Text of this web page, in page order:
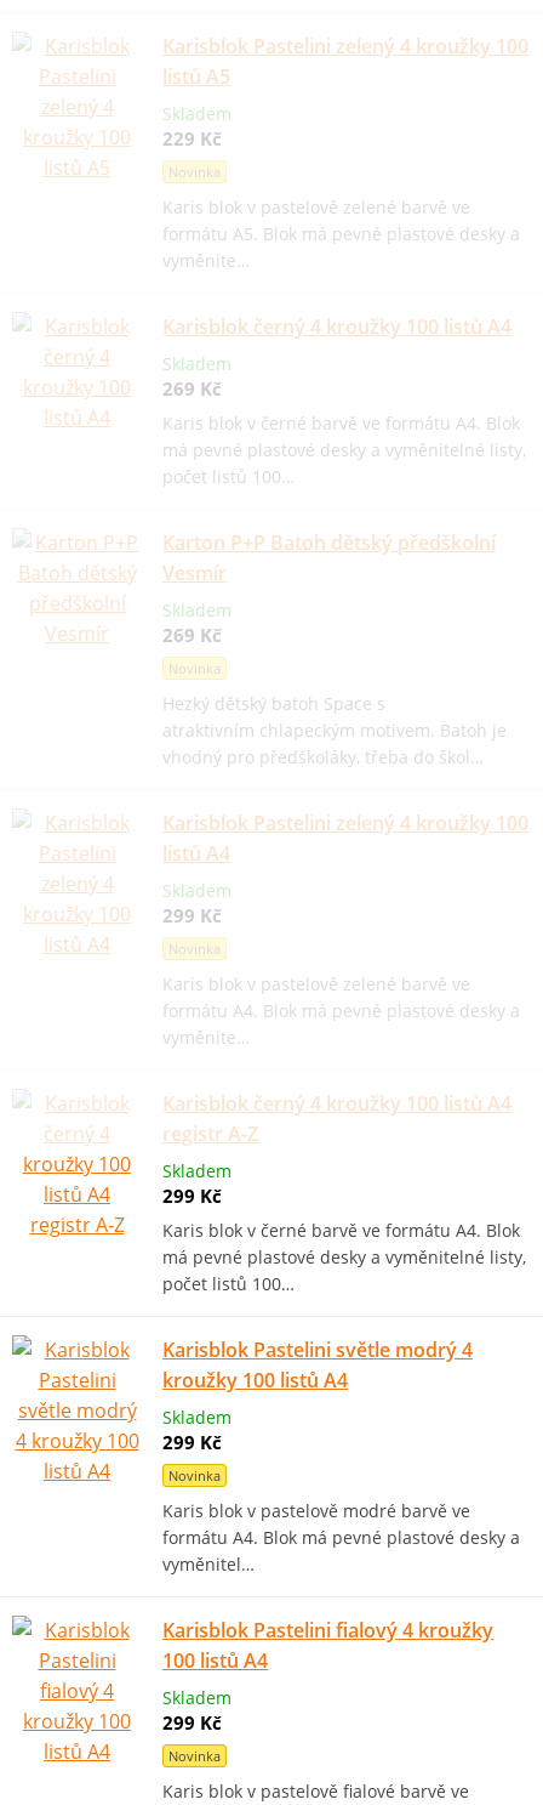
Karisblok Pastelini zelený 4 kroužky 100
listů A5
Skladem
229 Kč
Novinka
Karis blok v pastelově zelené barvě ve
formátu A5. Blok má pevné plastové desky a
vyměnite…
Karisblok černý 4 kroužky 100 listů A4
Skladem
269 Kč
Karis blok v černé barvě ve formátu A4. Blok
má pevné plastové desky a vyměnitelné listy,
počet listů 100…
Karton P+P Batoh dětský předškolní
Vesmír
Skladem
269 Kč
Novinka
Hezký dětský batoh Space s
atraktivním chlapeckým motivem. Batoh je
vhodný pro předškoláky, třeba do škol…
Karisblok Pastelini zelený 4 kroužky 100
listů A4
Skladem
299 Kč
Novinka
Karis blok v pastelově zelené barvě ve
formátu A4. Blok má pevné plastové desky a
vyměnite…
Karisblok černý 4 kroužky 100 listů A4
registr A-Z
Skladem
299 Kč
Karis blok v černé barvě ve formátu A4. Blok
má pevné plastové desky a vyměnitelné listy,
počet listů 100…
Karisblok Pastelini světle modrý 4
kroužky 100 listů A4
Skladem
299 Kč
Novinka
Karis blok v pastelově modré barvě ve
formátu A4. Blok má pevné plastové desky a
vyměnitel…
Karisblok Pastelini fialový 4 kroužky
100 listů A4
Skladem
299 Kč
Novinka
Karis blok v pastelově fialové barvě ve